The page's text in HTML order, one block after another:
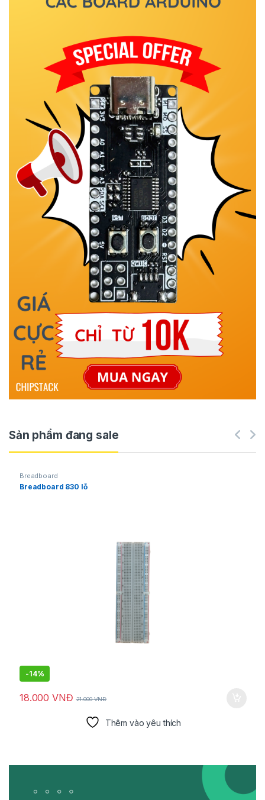
Sản phẩm đang sale
Breadboard
Breadboard 830 lỗ
-14%
18.000VNĐ 21.000VNĐ
Thêm vào yêu thích